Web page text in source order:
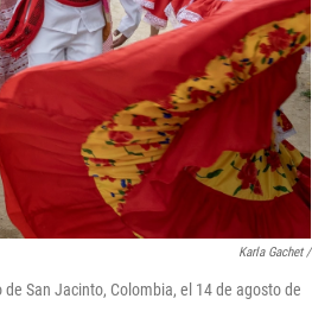
Karla Gachet /
San Jacinto, Colombia, el 14 de agosto de